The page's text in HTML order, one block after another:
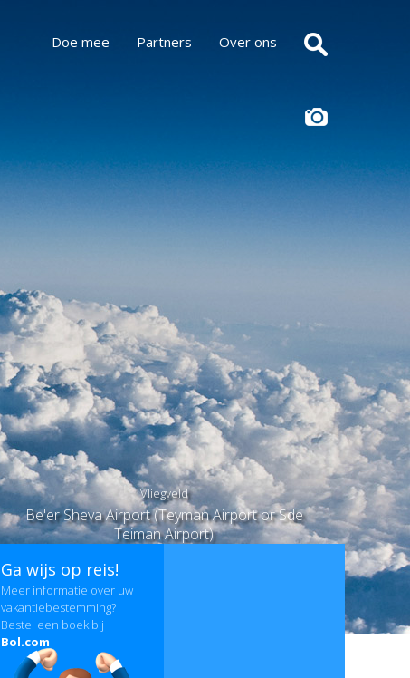
Doe mee Partners Over ons
Vliegveld
Be'er Sheva Airport (Teyman Airport or Sde
Teiman Airport)
Ga wijs op reis!
Meer informatie over uw
vakantiebestemming?
Bestel een boek bij
Bol.com